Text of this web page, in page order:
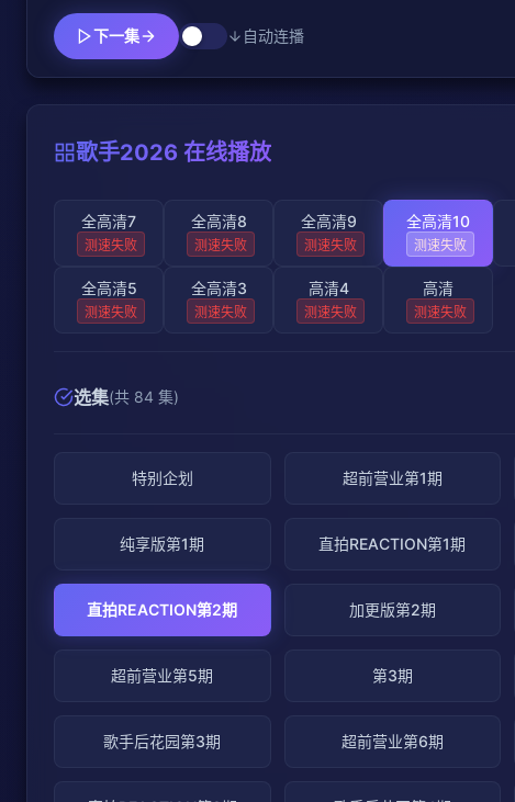
下一集 自动连播
歌手2026 在线播放
全高清7
测速失败
全高清8
测速失败
全高清9
测速失败
全高清10
测速失败
全高清5
测速失败
全高清3
测速失败
高清4
测速失败
高清
测速失败
选集(共 84 集)
特别企划 超前营业第1期
纯享版第1期 直拍REACTION第1期
直拍REACTION第2期 加更版第2期
超前营业第5期 第3期
歌手后花园第3期 超前营业第6期